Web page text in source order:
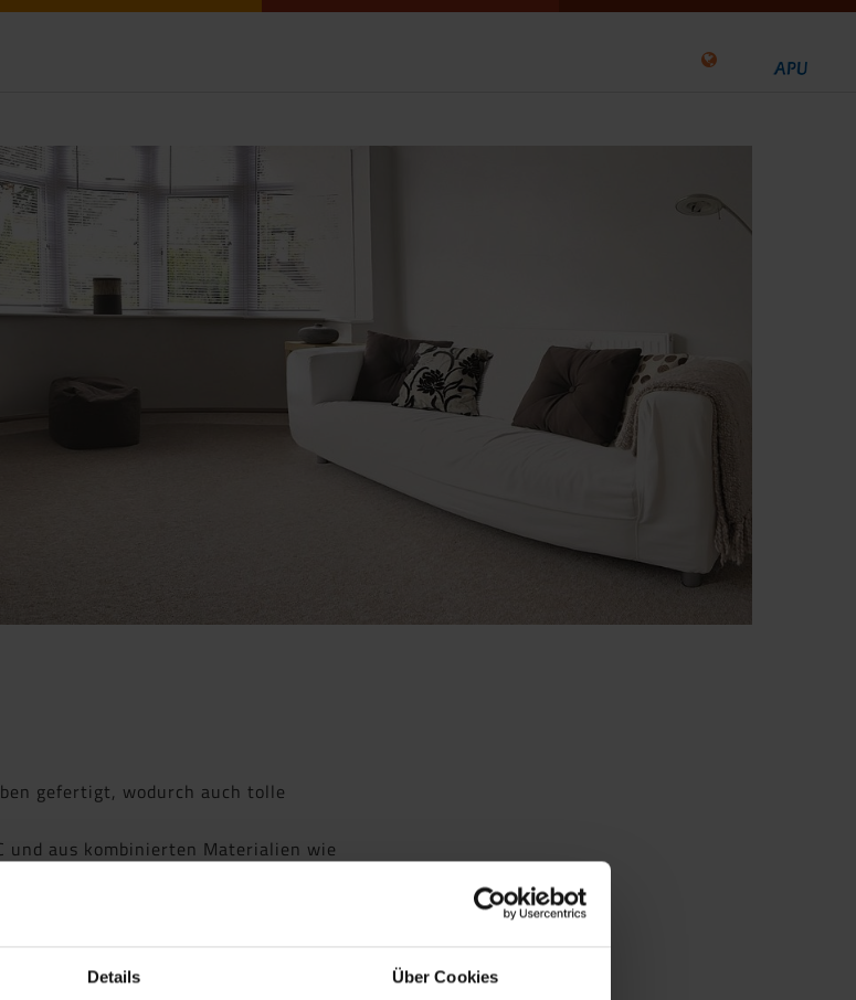
Details Über Cookies
gefertigt, wodurch auch tolle
und aus kombinierten Materialien wie
selbstklebende Ausführungen,
mit einer einfachen Leistenschere
die Montage.